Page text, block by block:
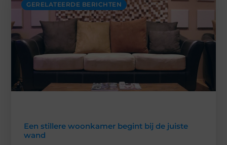
GERELATEERDE BERICHTEN
Een stillere woonkamer begint bij de juiste
wand